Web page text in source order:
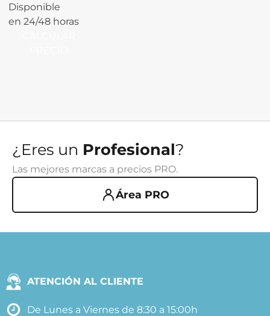
Disponible
en 24/48 horas
¿Eres un Profesional?
Las mejores marcas a precios PRO.
Área PRO
ATENCIÓN AL CLIENTE
De Lunes a Viernes de 8:30 a 15:00h